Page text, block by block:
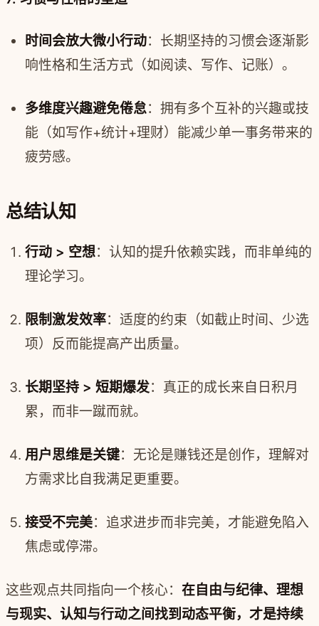
时间会放大微小行动：长期坚持的习惯会逐渐影
响性格和生活方式（如阅读、写作、记账）。
多维度兴趣避免倦怠：拥有多个互补的兴趣或技
能（如写作+统计+理财）能减少单一事务带来的
疲劳感。
总结认知
行动 > 空想：认知的提升依赖实践，而非单纯的
理论学习。
限制激发效率：适度的约束（如截止时间、少选
项）反而能提高产出质量。
长期坚持 > 短期爆发：真正的成长来自日积月
累，而非一蹴而就。
用户思维是关键：无论是赚钱还是创作，理解对
方需求比自我满足更重要。
接受不完美：追求进步而非完美，才能避免陷入
焦虑或停滞。
这些观点共同指向一个核心： 在自由与纪律、理想
与现实、认知与行动之间找到动态平衡，才是持续